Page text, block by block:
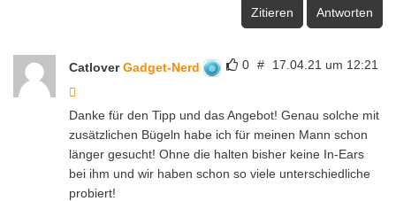
Zitieren Antworten
0 # 17.04.21 um 12:21
CatloverGadget-Nerd
Danke für den Tipp und das Angebot! Genau solche mit
zusätzlichen Bügeln habe ich für meinen Mann schon
länger gesucht! Ohne die halten bisher keine In-Ears
bei ihm und wir haben schon so viele unterschiedliche
probiert!